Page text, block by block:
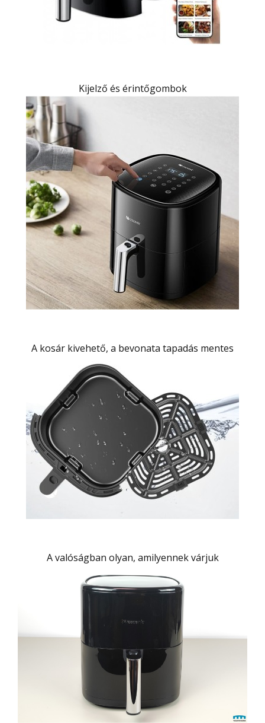
Kijelző és érintőgombok
A kosár kivehető, a bevonata tapadás mentes
A valóságban olyan, amilyennek várjuk